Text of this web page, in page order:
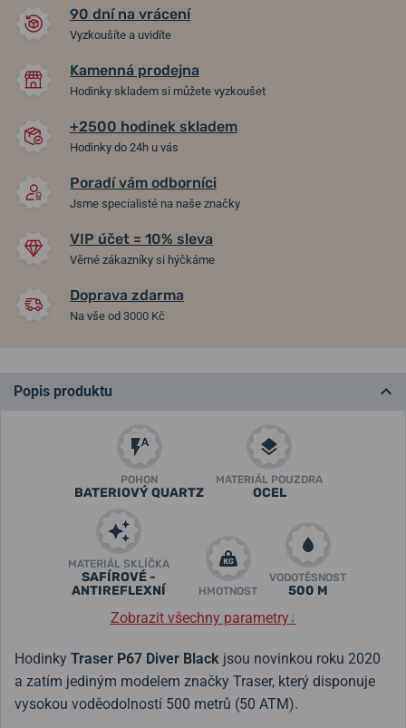
90 dní na vrácení
Vyzkoušíte a uvidíte
Kamenná prodejna
Hodinky skladem si můžete vyzkoušet
+2500 hodinek skladem
Hodinky do 24h u vás
Poradí vám odborníci
Jsme specialisté na naše značky
VIP účet = 10% sleva
Věrné zákazníky si hýčkáme
Doprava zdarma
Na vše od 3000 Kč
Popis produktu
POHON
BATERIOVÝ QUARTZ
MATERIÁL POUZDRA
OCEL
MATERIÁL SKLÍČKA
SAFÍROVÉ -
ANTIREFLEXNÍ
HMOTNOST
VODOTĚSNOST
500 M
Zobrazit všechny parametry↓
Hodinky Traser P67 Diver Black jsou novinkou roku 2020
a zatím jediným modelem značky Traser, který disponuje
vysokou voděodolností 500 metrů (50 ATM).